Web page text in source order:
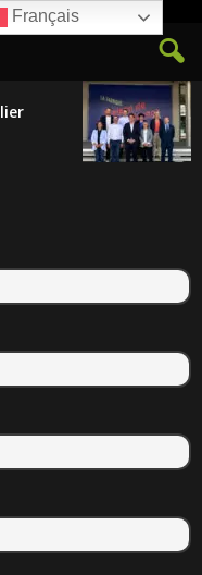
et de la Culture
Français